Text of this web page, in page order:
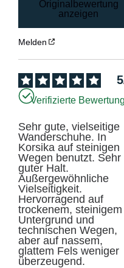
Originalbewertung
anzeigen
Melden
5
Verifizierte
Sehr gute, vielseitige
Wanderschuhe. In
Korsika auf steinigen
Wegen benutzt. Sehr
guter Halt.
Außergewöhnliche
Vielseitigkeit.
Hervorragend auf
trockenem, steinigem
Untergrund und
technischen Wegen,
aber auf nassem,
glattem Fels weniger
überzeugend.